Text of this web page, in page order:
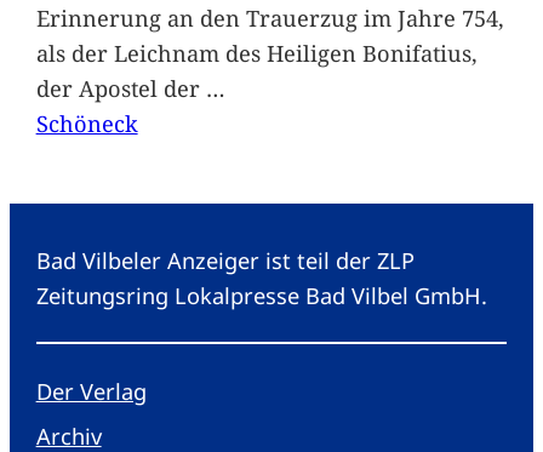
Erinnerung an den Trauerzug im Jahre 754,
als der Leichnam des Heiligen Bonifatius,
der Apostel der …
Schöneck
Bad Vilbeler Anzeiger ist teil der ZLP
Zeitungsring Lokalpresse Bad Vilbel GmbH.
Der Verlag
Archiv